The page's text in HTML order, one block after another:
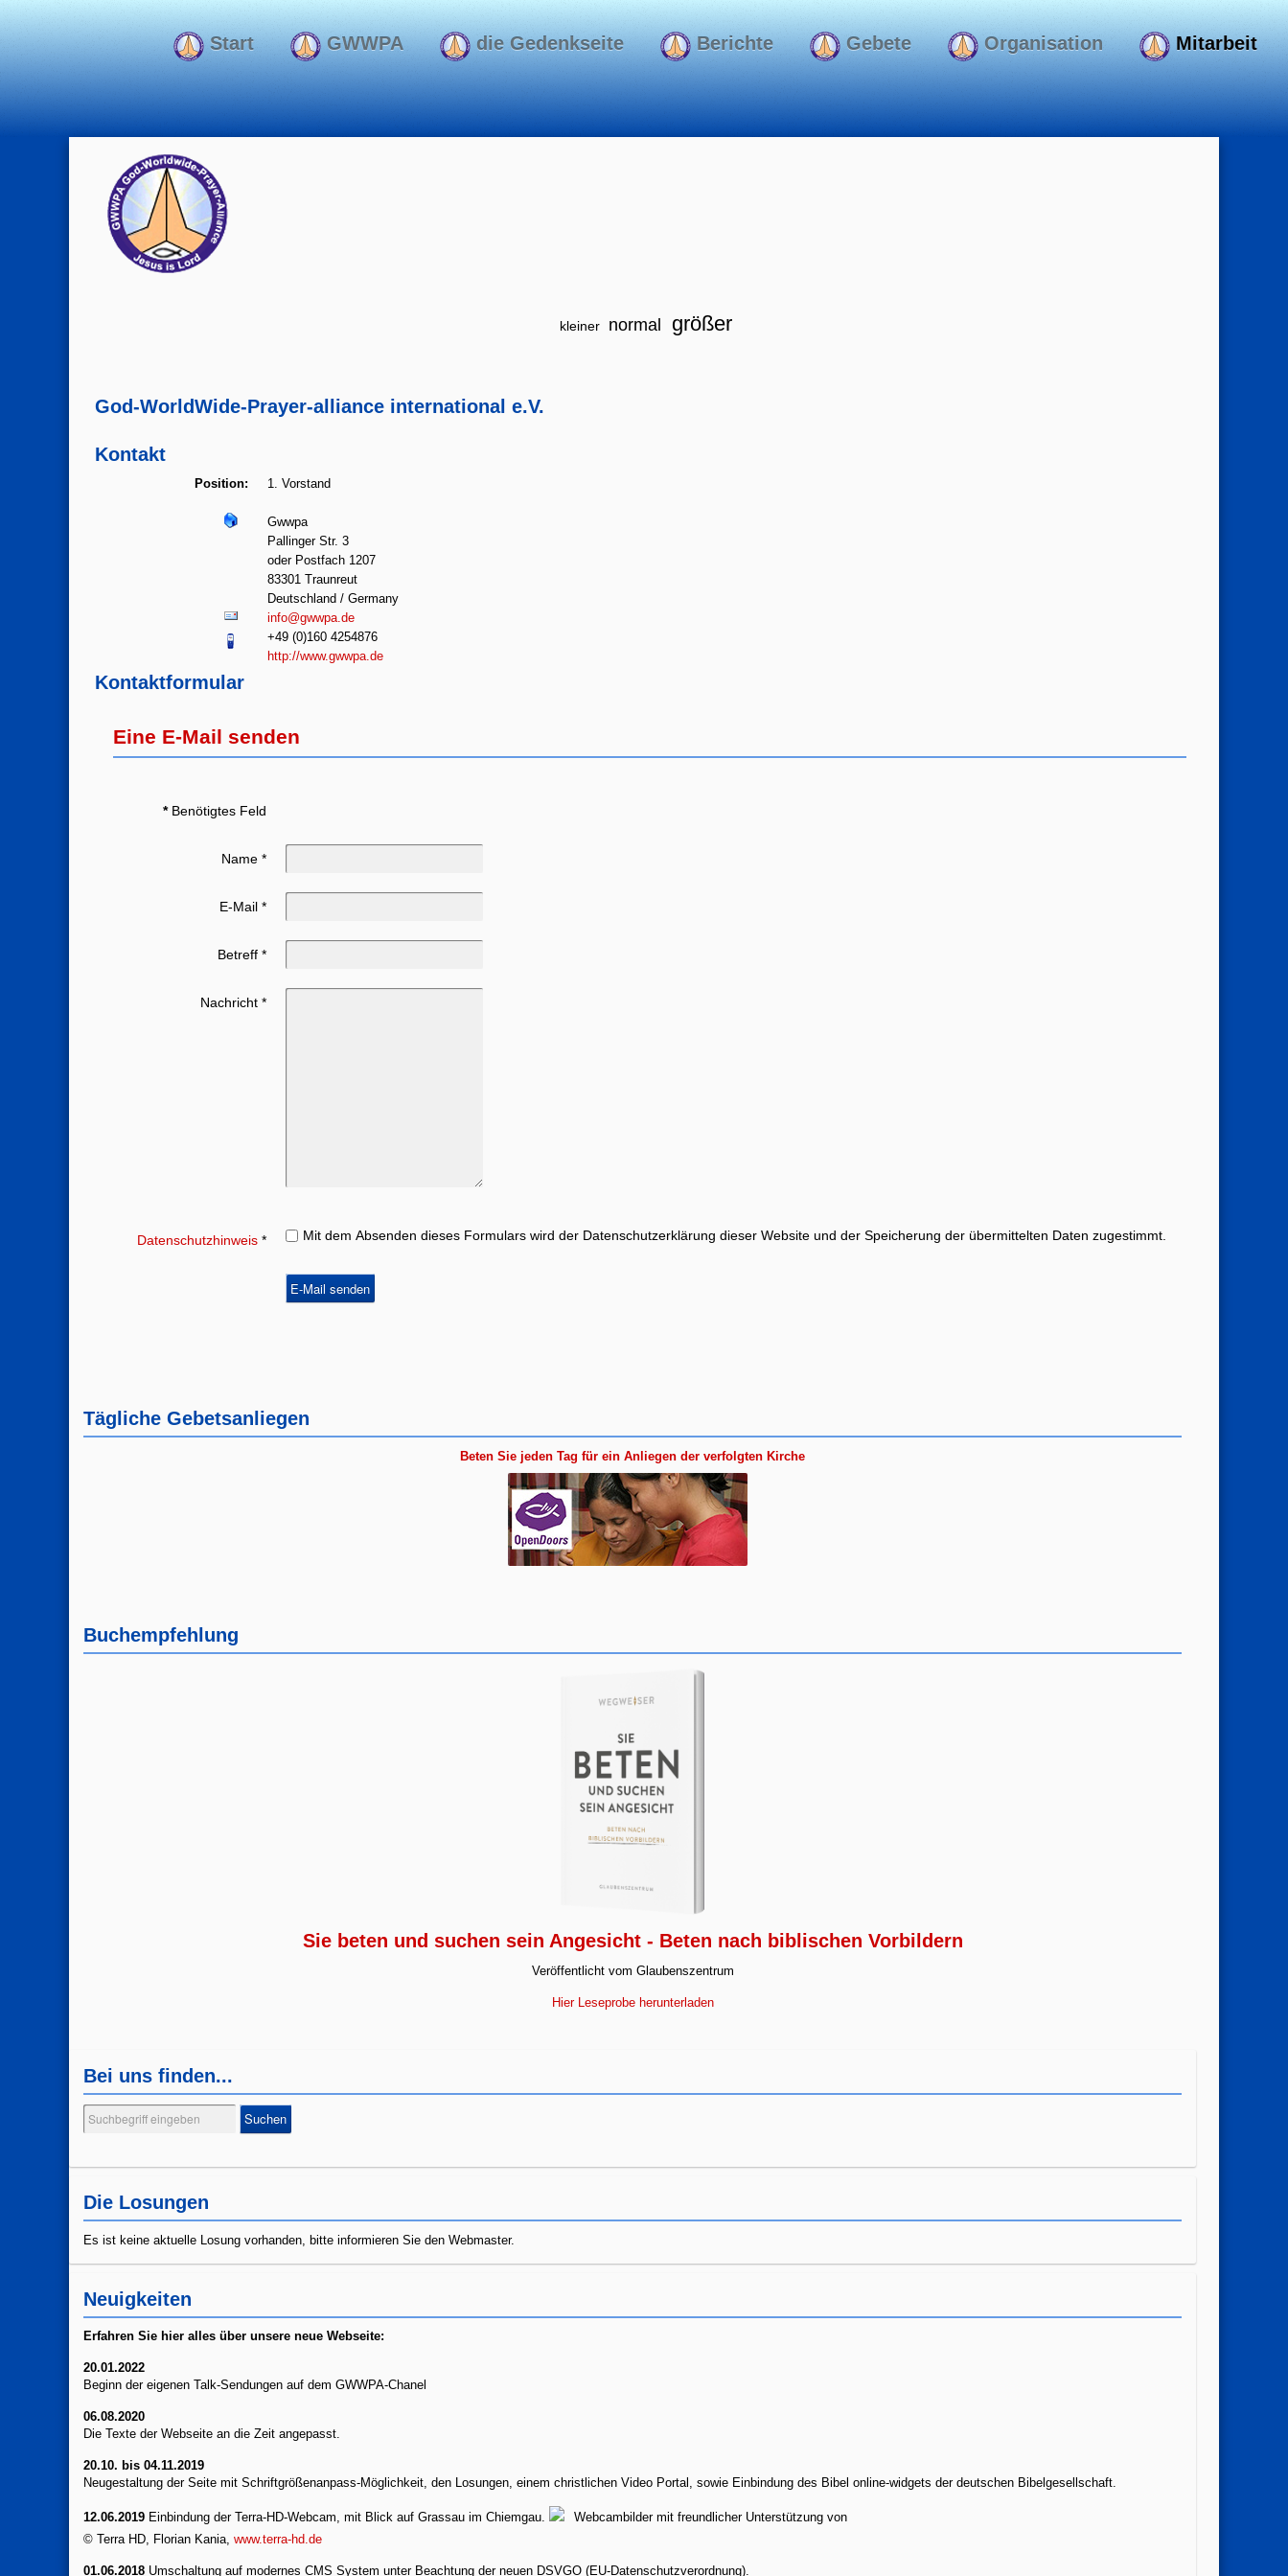
Start GWWPA die Gedenkseite Berichte Gebete Organisation Mitarbeit
kleiner normal größer
God-WorldWide-Prayer-alliance international e.V.
Kontakt
Position: 1. Vorstand
Gwwpa
Pallinger Str. 3
oder Postfach 1207
83301 Traunreut
Deutschland / Germany
info@gwwpa.de
+49 (0)160 4254876
http://www.gwwpa.de
Kontaktformular
Eine E-Mail senden
*Benötigtes Feld
Name *
E-Mail *
Betreff *
Nachricht *
Datenschutzhinweis * Mit dem Absenden dieses Formulars wird der Datenschutzerklärung dieser Website und der Speicherung der übermittelten Daten zugestimmt.
E-Mail senden
Tägliche Gebetsanliegen
Beten Sie jeden Tag für ein Anliegen der verfolgten Kirche
Buchempfehlung
Sie beten und suchen sein Angesicht - Beten nach biblischen Vorbildern
Veröffentlicht vom Glaubenszentrum
Hier Leseprobe herunterladen
Bei uns finden...
Suchen
...
Suchen
Die Losungen
Es ist keine aktuelle Losung vorhanden, bitte informieren Sie den Webmaster.
Neuigkeiten
Erfahren Sie hier alles über unsere neue Webseite:
20.01.2022
Beginn der eigenen Talk-Sendungen auf dem GWWPA-Chanel
06.08.2020
Die Texte der Webseite an die Zeit angepasst.
20.10. bis 04.11.2019
Neugestaltung der Seite mit Schriftgrößenanpass-Möglichkeit, den Losungen, einem christlichen Video Portal, sowie Einbindung des Bibel online-widgets der deutschen Bibelgesellschaft.
12.06.2019 Einbindung der Terra-HD-Webcam, mit Blick auf Grassau im Chiemgau.
Webcambilder mit freundlicher Unterstützung von
© Terra HD, Florian Kania, www.terra-hd.de
01.06.2018 Umschaltung auf modernes CMS System unter Beachtung der neuen DSVGO (EU-Datenschutzverordnung).